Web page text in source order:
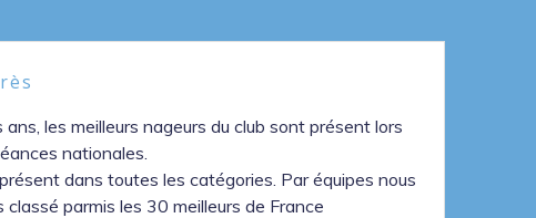
ans, les meilleurs nageurs du club sont présent lors
nationales.
dans toutes les catégories. Par équipes nous
classé parmis les 30 meilleurs de France